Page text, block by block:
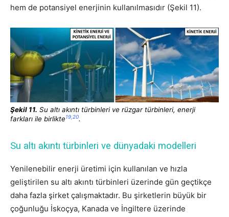
hem de potansiyel enerjinin kullanılmasıdır (Şekil 11).
Şekil 11. Su altı akıntı türbinleri ve rüzgar türbinleri, enerji
farkları ile birlikte19,20.
Su altı akıntı türbinleri ve dünyadaki modelleri
Yenilenebilir enerji üretimi için kullanılan ve hızla
geliştirilen su altı akıntı türbinleri üzerinde gün geçtikçe
daha fazla şirket çalışmaktadır. Bu şirketlerin büyük bir
çoğunluğu İskoçya, Kanada ve İngiltere üzerinde